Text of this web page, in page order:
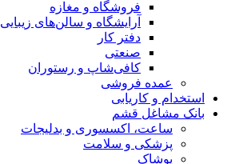
فروشگاه و مغازه
آرایشگاه و سالن‌های زیبایی
دفتر کار
صنعتی
کافی‌شاپ و رستوران
عمده فروشی
استخدام و کاریابی
بانک مشاغل قشم
ساعت، اکسسوری و بدلیجات
پزشکی و سلامت
پوشاک